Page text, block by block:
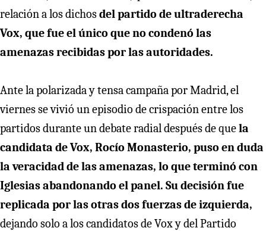
relación a los dichosdel partido de ultraderecha
Vox, que fue el único que no condenó las
amenazas recibidas por las autoridades.
Ante la polarizada y tensa campaña por Madrid, el
viernes se vivió un episodio de crispación entre los
partidos durante un debate radial después de quela
candidata de Vox, Rocío Monasterio, puso en duda
la veracidad de las amenazas, lo que terminó con
Iglesias abandonando el panel. Su decisión fue
replicada por las otras dos fuerzas de izquierda,
dejando solo a los candidatos de Vox y del Partido